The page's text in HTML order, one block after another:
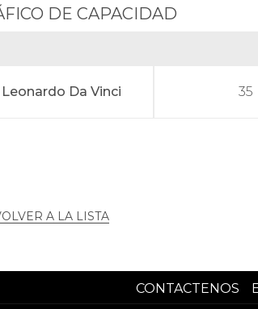
DE CAPACIDAD
Leonardo Da Vinci 35
A LA LISTA
CONTACTENOS